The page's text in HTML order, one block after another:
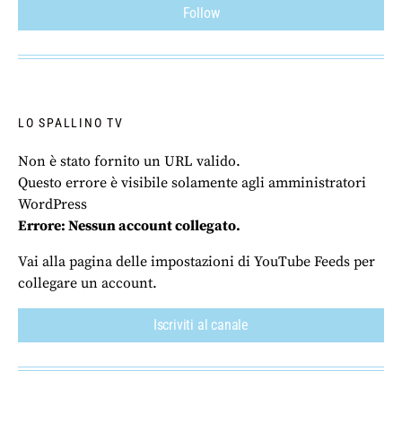
Follow
LO SPALLINO TV
Non è stato fornito un URL valido.
Questo errore è visibile solamente agli amministratori
WordPress
Errore: Nessun account collegato.
Vai alla pagina delle impostazioni di YouTube Feeds per
collegare un account.
Iscriviti al canale